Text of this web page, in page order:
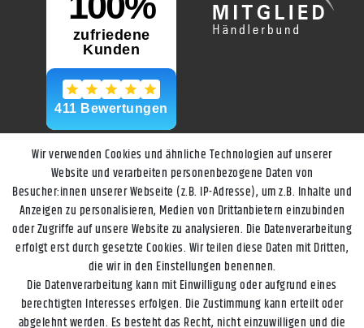
Wir verwenden Cookies und ähnliche Technologien auf unserer
Website und verarbeiten personenbezogene Daten von
Besucher:innen unserer Webseite (z.B. IP-Adresse), um z.B. Inhalte und
Anzeigen zu personalisieren, Medien von Drittanbietern einzubinden
oder Zugriffe auf unsere Website zu analysieren. Die Datenverarbeitung
erfolgt erst durch gesetzte Cookies. Wir teilen diese Daten mit Dritten,
die wir in den Einstellungen benennen.
Die Datenverarbeitung kann mit Einwilligung oder aufgrund eines
berechtigten Interesses erfolgen. Die Zustimmung kann erteilt oder
abgelehnt werden. Es besteht das Recht, nicht einzuwilligen und die